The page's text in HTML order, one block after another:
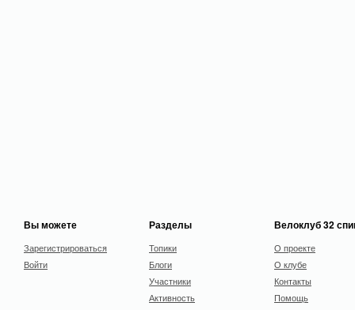
Вы можете
Зарегистрироваться
Войти
Разделы
Топики
Блоги
Участники
Активность
Велоклуб 32
О проекте
О клубе
Контакты
Помощь